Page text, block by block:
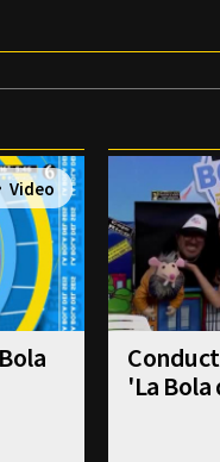
'La Bola